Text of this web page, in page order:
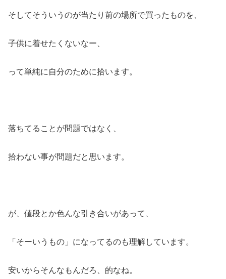
そしてそういうのが当たり前の場所で買ったものを、
子供に着せたくないなー、
って単純に自分のために拾います。
落ちてることが問題ではなく、
拾わない事が問題だと思います。
が、値段とか色んな引き合いがあって、
「そーいうもの」になってるのも理解しています。
安いからそんなもんだろ、的なね。